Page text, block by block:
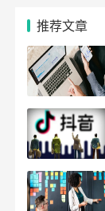
推荐文章